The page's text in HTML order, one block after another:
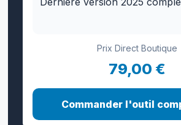
Prix Direct Boutique
79,00 €
Commander l'outil